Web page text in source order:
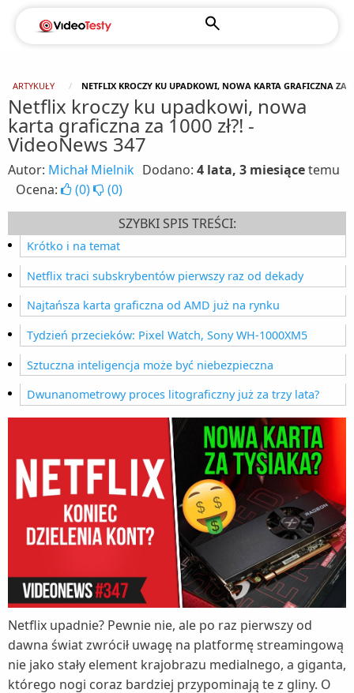
ARTYKUŁY NETFLIX KROCZY KU UPADKOWI, NOWA KARTA GRAFICZNA ZA
Netflix kroczy ku upadkowi, nowa
karta graficzna za 1000 zł?! -
VideoNews 347
Autor: Michał Mielnik Dodano: 4 lata, 3 miesiącetemu
Ocena:
(0) (0)
SZYBKI SPIS TREŚCI:
Krótko i na temat
Netflix traci subskrybentów pierwszy raz od dekady
Najtańsza karta graficzna od AMD już na rynku
Tydzień przecieków: Pixel Watch, Sony WH-1000XM5
Sztuczna inteligencja może być niebezpieczna
Dwunanometrowy proces litograficzny już za trzy lata?
Netflix upadnie? Pewnie nie, ale po raz pierwszy od
dawna świat zwrócił uwagę na platformę streamingową
nie jako stały element krajobrazu medialnego, a giganta,
którego nogi coraz bardziej przypominają te z gliny. O